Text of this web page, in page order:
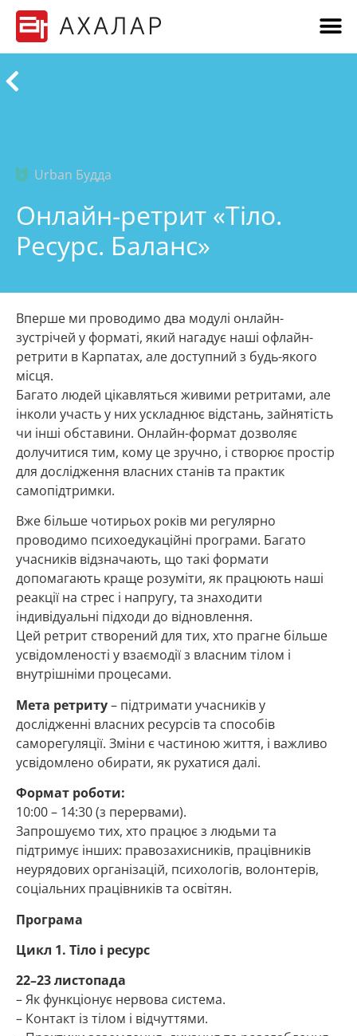
Urban Будда
Онлайн-ретрит «Тіло.
Ресурс. Баланс»
Вперше ми проводимо два модулі онлайн-
зустрічей у форматі, який нагадує наші офлайн-
ретрити в Карпатах, але доступний з будь-якого
місця.
Багато людей цікавляться живими ретритами, але
інколи участь у них ускладнює відстань, зайнятість
чи інші обставини. Онлайн-формат дозволяє
долучитися тим, кому це зручно, і створює простір
для дослідження власних станів та практик
самопідтримки.
Вже більше чотирьох років ми регулярно
проводимо психоедукаційні програми. Багато
учасників відзначають, що такі формати
допомагають краще розуміти, як працюють наші
реакції на стрес і напругу, та знаходити
індивідуальні підходи до відновлення.
Цей ретрит створений для тих, хто прагне більше
усвідомленості у взаємодії з власним тілом і
внутрішніми процесами.
Мета ретриту– підтримати учасників у
дослідженні власних ресурсів та способів
саморегуляції. Зміни є частиною життя, і важливо
усвідомлено обирати, як рухатися далі.
Формат роботи:
10:00 – 14:30 (з перервами).
Запрошуємо тих, хто працює з людьми та
підтримує інших: правозахисників, працівників
неурядових організацій, психологів, волонтерів,
соціальних працівників та освітян.
Програма
Цикл 1. Тіло і ресурс
22–23 листопада
– Як функціонує нервова система.
– Контакт із тілом і відчуттями.